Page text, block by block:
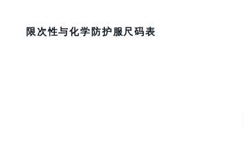
限次性与化学防护服尺码表